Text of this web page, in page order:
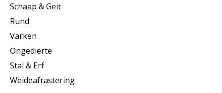
Schaap & Geit
Rund
Varken
Ongedierte
Stal & Erf
Weideafrastering